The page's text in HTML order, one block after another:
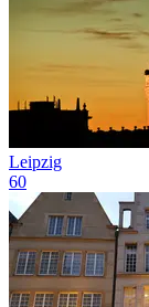
Leipzig
60